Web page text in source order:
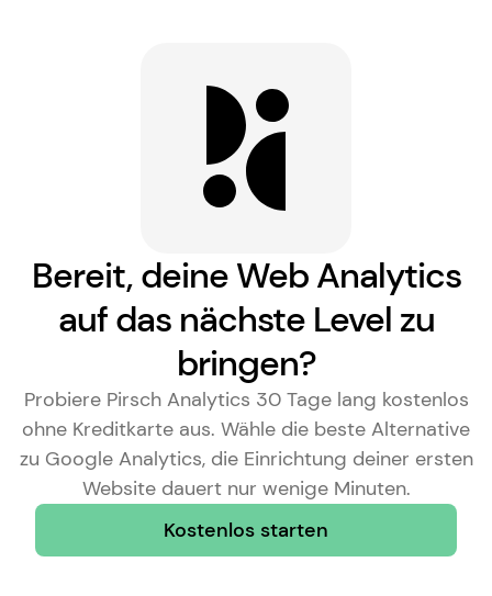
Bereit, deine Web Analytics
auf das nächste Level zu
bringen?
Probiere Pirsch Analytics 30 Tage lang kostenlos
ohne Kreditkarte aus. Wähle die beste Alternative
zu Google Analytics, die Einrichtung deiner ersten
Website dauert nur wenige Minuten.
Kostenlos starten